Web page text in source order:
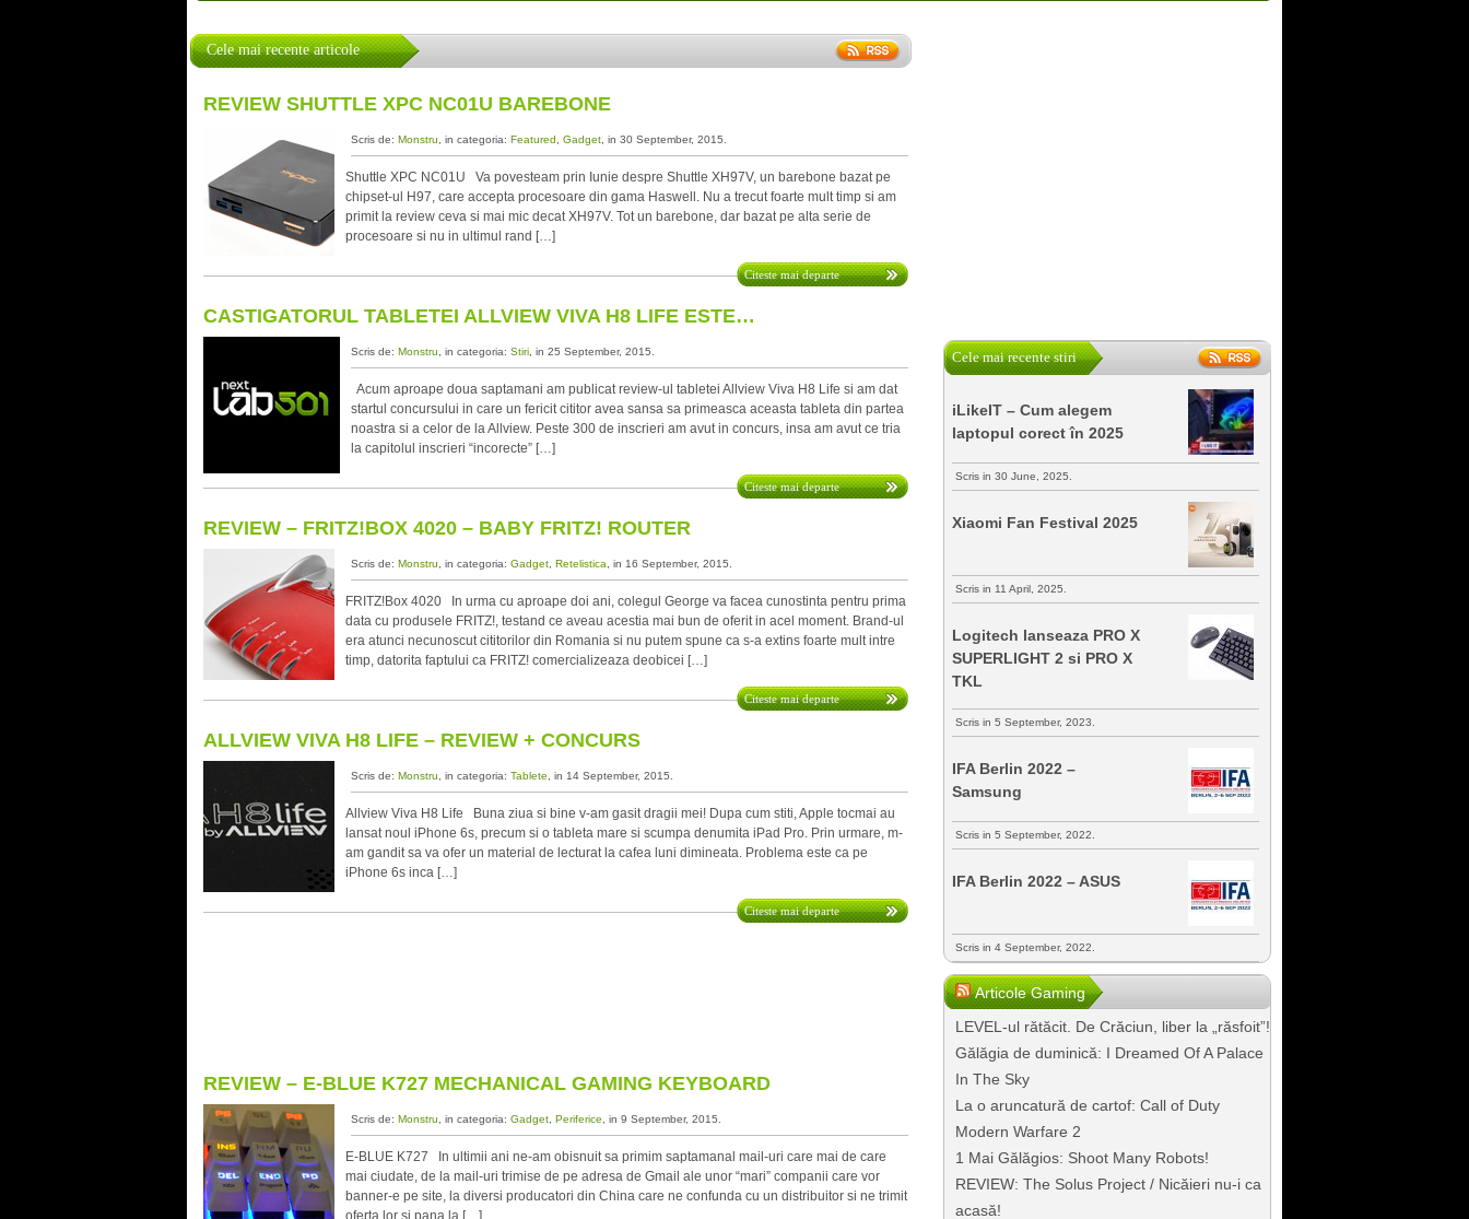
Cele mai recente articole
REVIEW SHUTTLE XPC NC01U BAREBONE
Scris de: Monstru , in categoria: Featured Gadget , in 30 September, 2015.
Shuttle XPC NC01U Va povesteam prin Iunie despre Shuttle XH97V, un barebone bazat pe
chipset-ul H97, care accepta procesoare din gama Haswell. Nu a trecut foarte mult timp si am
primit la review ceva si mai mic decat XH97V. Tot un barebone, dar bazat pe alta serie de
procesoare si nu in ultimul rand […]
Citeste mai departe
CASTIGATORUL TABLETEI ALLVIEW VIVA H8 LIFE ESTE…
Scris de: Monstru , in categoria: Stiri , in 25 September, 2015.
Acum aproape doua saptamani am publicat review-ul tabletei Allview Viva H8 Life si am dat
startul concursului in care un fericit cititor avea sansa sa primeasca aceasta tableta din partea
noastra si a celor de la Allview. Peste 300 de inscrieri am avut in concurs, insa am avut ce tria
la capitolul inscrieri “incorecte” […]
Citeste mai departe
REVIEW – FRITZ!BOX 4020 – BABY FRITZ! ROUTER
Scris de: Monstru , in categoria: Gadget Retelistica , in 16 September, 2015.
FRITZ!Box 4020 In urma cu aproape doi ani, colegul George va facea cunostinta pentru prima
data cu produsele FRITZ!, testand ce aveau acestia mai bun de oferit in acel moment. Brand-ul
era atunci necunoscut cititorilor din Romania si nu putem spune ca s-a extins foarte mult intre
timp, datorita faptului ca FRITZ! comercializeaza deobicei […]
Citeste mai departe
ALLVIEW VIVA H8 LIFE – REVIEW + CONCURS
Scris de: Monstru , in categoria: Tablete , in 14 September, 2015.
Allview Viva H8 Life Buna ziua si bine v-am gasit dragii mei! Dupa cum stiti, Apple tocmai au
lansat noul iPhone 6s, precum si o tableta mare si scumpa denumita iPad Pro. Prin urmare, m-
am gandit sa va ofer un material de lecturat la cafea luni dimineata. Problema este ca pe
iPhone 6s inca […]
Citeste mai departe
REVIEW – E-BLUE K727 MECHANICAL GAMING KEYBOARD
Scris de: Monstru , in categoria: Gadget Periferice , in 9 September, 2015.
E-BLUE K727 In ultimii ani ne-am obisnuit sa primim saptamanal mail-uri care mai de care
mai ciudate, de la mail-uri trimise de pe adresa de Gmail ale unor “mari” companii care vor
banner-e pe site, la diversi producatori din China care ne confunda cu un distribuitor si ne trimit
oferta lor si pana la […]
Cele mai recente stiri
iLikeIT – Cum alegem
laptopul corect în 2025
Scris in 30 June, 2025.
Xiaomi Fan Festival 2025
Scris in 11 April, 2025.
Logitech lanseaza PRO X
SUPERLIGHT 2 si PRO X
TKL
Scris in 5 September, 2023.
IFA Berlin 2022 –
Samsung
Scris in 5 September, 2022.
IFA Berlin 2022 – ASUS
Scris in 4 September, 2022.
Articole Gaming
LEVEL-ul rătăcit. De Crăciun, liber la „răsfoit”!
Gălăgia de duminică: I Dreamed Of A Palace
In The Sky
La o aruncatură de cartof: Call of Duty
Modern Warfare 2
1 Mai Gălăgios: Shoot Many Robots!
REVIEW: The Solus Project / Nicăieri nu-i ca
acasă!